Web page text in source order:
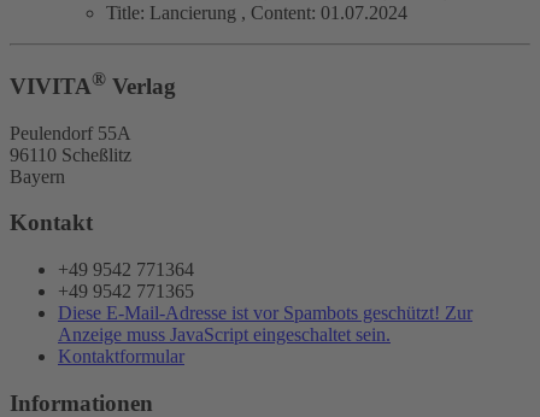
Title: Lancierung , Content: 01.07.2024
VIVITA® Verlag
Peulendorf 55A
96110 Scheßlitz
Bayern
Kontakt
+49 9542 771364
+49 9542 771365
Diese E-Mail-Adresse ist vor Spambots geschützt! Zur
Anzeige muss JavaScript eingeschaltet sein.
Kontaktformular
Informationen